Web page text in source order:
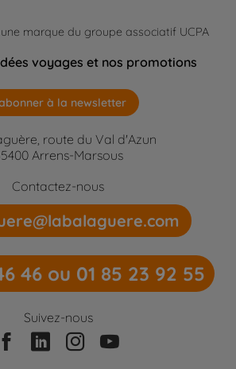
marque du groupe associatif UCPA
voyages et nos promotions
à la newsletter
route du Val d'Azun
Arrens-Marsous
Contactez-nous
46 ou 01 85 23 92 55
Suivez-nous